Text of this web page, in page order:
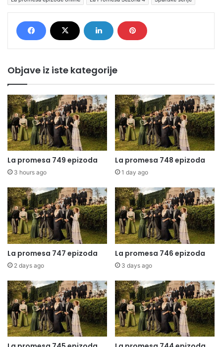
Objave iz iste kategorije
La promesa 749 epizoda
3 hours ago
La promesa 748 epizoda
1 day ago
La promesa 747 epizoda
2 days ago
La promesa 746 epizoda
3 days ago